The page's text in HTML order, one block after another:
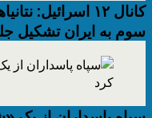
کانال ۱۲
سوم به ایران تشکیل